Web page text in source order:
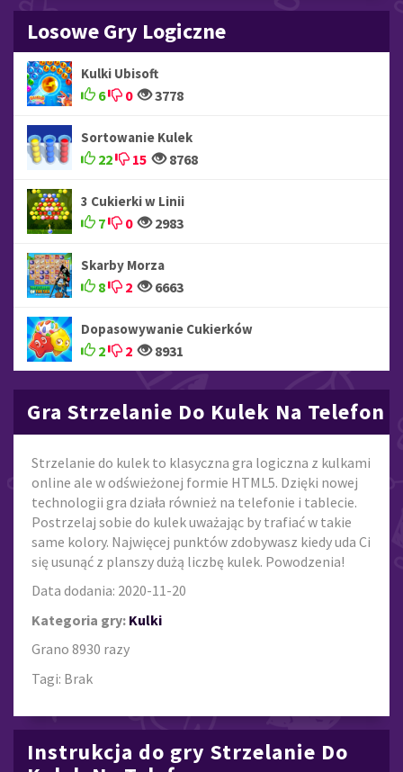
Losowe Gry Logiczne
Kulki Ubisoft
6 0 3778
Sortowanie Kulek
22 15 8768
3 Cukierki w Linii
7 0 2983
Skarby Morza
8 2 6663
Dopasowywanie Cukierków
2 2 8931
Gra Strzelanie Do Kulek Na Telefon
Strzelanie do kulek to klasyczna gra logiczna z kulkami
online ale w odświeżonej formie HTML5. Dzięki nowej
technologii gra działa również na telefonie i tablecie.
Postrzelaj sobie do kulek uważając by trafiać w takie
same kolory. Najwięcej punktów zdobywasz kiedy uda Ci
się usunąć z planszy dużą liczbę kulek. Powodzenia!
Data dodania: 2020-11-20
Kategoria gry: Kulki
Grano 8930 razy
Tagi: Brak
Instrukcja do gry Strzelanie Do